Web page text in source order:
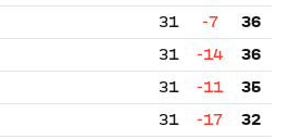
31 -7
36
31 -14
36
31 -11
35
31 -17
32